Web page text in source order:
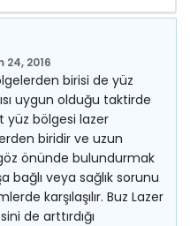
24, 2016
birisi de yüz
uygun olduğu taktirde
yüz bölgesi lazer
biridir ve uzun
önünde bulundurmak
bağlı veya sağlık sorunu
karşılaşılır. Buz Lazer
de arttırdığı